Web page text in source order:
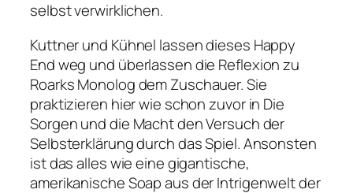
selbst verwirklichen.
Kuttner und Kühnel lassen dieses Happy
End weg und überlassen die Reflexion zu
Roarks Monolog dem Zuschauer. Sie
praktizieren hier wie schon zuvor in Die
Sorgen und die Macht den Versuch der
Selbsterklärung durch das Spiel. Ansonsten
ist das alles wie eine gigantische,
amerikanische Soap aus der Intrigenwelt der